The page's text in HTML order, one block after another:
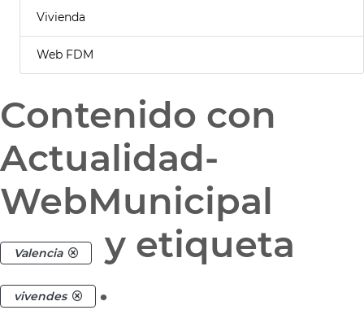
Vivienda
Web FDM
Contenido con
Actualidad-
WebMunicipal
Valencia y etiqueta
vivendes .